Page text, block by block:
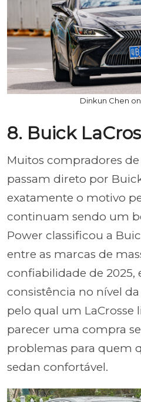
Dinkun Chen
8. Buick
Muitos compradores
passam direto por
exatamente o motivo
continuam sendo um
Power classificou a
entre as marcas de
confiabilidade de 2025,
consistência no nível
pelo qual um LaCrosse
parecer uma compra
problemas para quem
sedan confortável.